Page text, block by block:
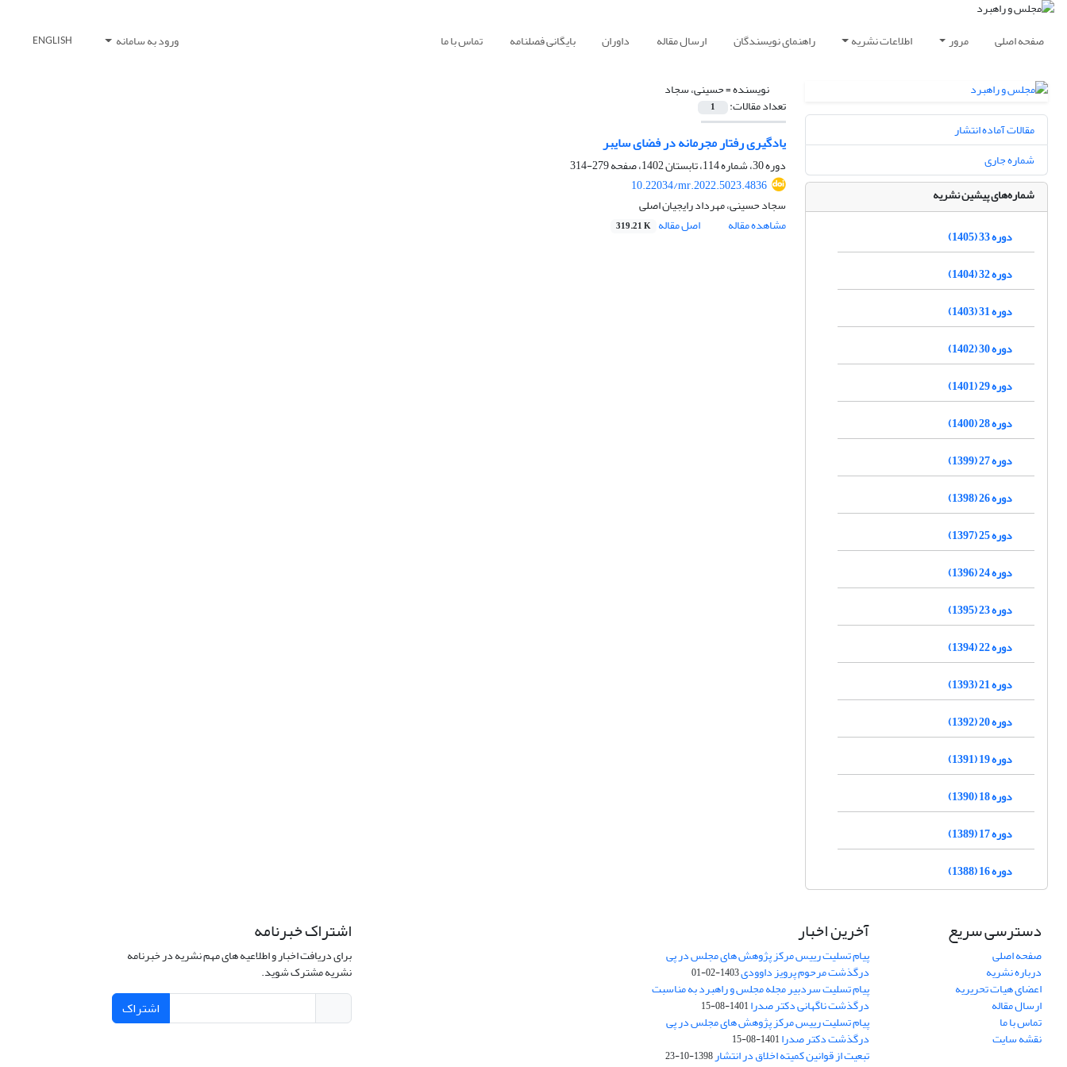
صفحه اصلی مرور اطلاعات نشریه راهنمای نویسندگان ارسال مقاله داوران بایگانی فصلنامه تماس با ما ورود به سامانه ENGLISH
نویسنده =حسینی، سجاد
تعداد مقالات: 1
یادگیری رفتار مجرمانه در فضای سایبر
دوره 30، شماره 114، تابستان 1402، صفحه
279-314
10.22034/mr.2022.5023.4836
سجاد حسینی، مهرداد رایجیان اصلی
مشاهده مقاله
اصل مقاله 319.21 K
مقالات آماده انتشار
شماره جاری
شماره‌های پیشین نشریه
دوره 33 (1405)
دوره 32 (1404)
دوره 31 (1403)
دوره 30 (1402)
دوره 29 (1401)
دوره 28 (1400)
دوره 27 (1399)
دوره 26 (1398)
دوره 25 (1397)
دوره 24 (1396)
دوره 23 (1395)
دوره 22 (1394)
دوره 21 (1393)
دوره 20 (1392)
دوره 19 (1391)
دوره 18 (1390)
دوره 17 (1389)
دوره 16 (1388)
دسترسی سریع
صفحه اصلی
درباره نشریه
اعضای هیات تحریریه
ارسال مقاله
تماس با ما
نقشه سایت
آخرین اخبار
پیام تسلیت رییس مرکز پژوهش های مجلس در پی
درگذشت مرحوم پرویز داوودی1403-02-01
پیام تسلیت سردبیر مجله مجلس و راهبرد به مناسبت
درگذشت ناگهانی دکتر صدرا1401-08-15
پیام تسلیت رییس مرکز پژوهش های مجلس در پی
درگذشت دکتر صدرا1401-08-15
تبعیت از قوانین کمیته اخلاق در انتشار1398-10-23
اشتراک خبرنامه
برای دریافت اخبار و اطلاعیه های مهم نشریه در خبرنامه
نشریه مشترک شوید.
اشتراک